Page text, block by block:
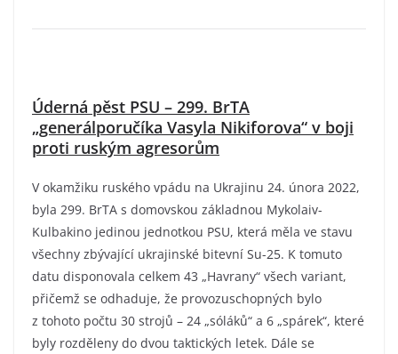
Úderná pěst PSU – 299. BrTA
„generálporučíka Vasyla Nikiforova“ v boji
proti ruským agresorům
V okamžiku ruského vpádu na Ukrajinu 24. února 2022,
byla 299. BrTA s domovskou základnou Mykolaiv-
Kulbakino jedinou jednotkou PSU, která měla ve stavu
všechny zbývající ukrajinské bitevní Su-25. K tomuto
datu disponovala celkem 43 „Havrany“ všech variant,
přičemž se odhaduje, že provozuschopných bylo
z tohoto počtu 30 strojů – 24 „sóláků“ a 6 „spárek“, které
byly rozděleny do dvou taktických letek. Dále se